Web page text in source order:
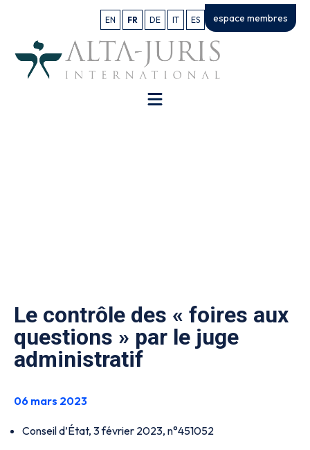
EN FR DE IT ES espace membres
Le contrôle des « foires aux
questions » par le juge
administratif
06 mars 2023
Conseil d’État, 3 février 2023, n°451052